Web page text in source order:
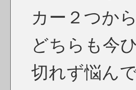
カー２つか
どちらも今
切れず悩ん